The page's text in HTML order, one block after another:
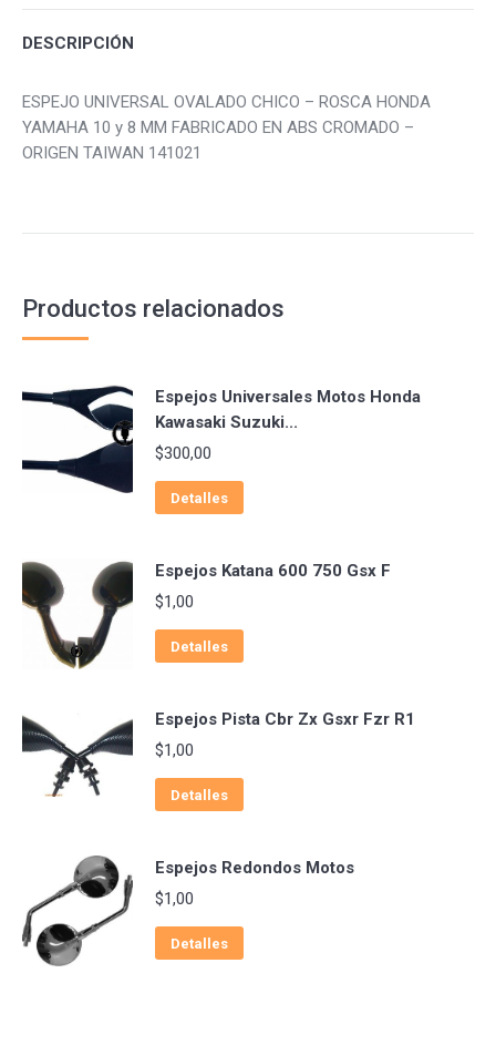
DESCRIPCIÓN
ESPEJO UNIVERSAL OVALADO CHICO – ROSCA HONDA
YAMAHA 10 y 8 MM FABRICADO EN ABS CROMADO –
ORIGEN TAIWAN 141021
Productos relacionados
Espejos Universales Motos Honda
Kawasaki Suzuki...
$300,00
Detalles
Espejos Katana 600 750 Gsx F
$1,00
Detalles
Espejos Pista Cbr Zx Gsxr Fzr R1
$1,00
Detalles
Espejos Redondos Motos
$1,00
Detalles